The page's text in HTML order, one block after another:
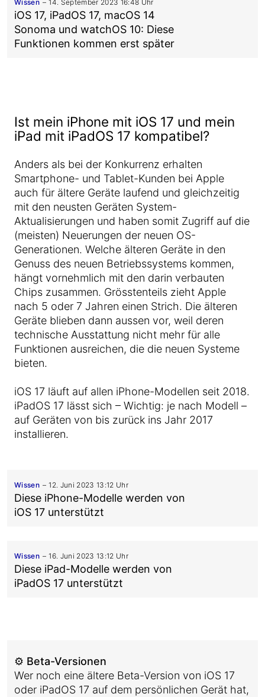
Wissen 14. September 2023 16:48 Uhr
iOS 17, iPadOS 17, macOS 14
Sonoma und watchOS 10: Diese
Funktionen kommen erst später
Ist mein iPhone mit iOS 17 und mein
iPad mit iPadOS 17 kompatibel?
Anders als bei der Konkurrenz erhalten
Smartphone- und Tablet-Kunden bei Apple
auch für ältere Geräte laufend und gleichzeitig
mit den neusten Geräten System-
Aktualisierungen und haben somit Zugriff auf die
(meisten) Neuerungen der neuen OS-
Generationen. Welche älteren Geräte in den
Genuss des neuen Betriebssystems kommen,
hängt vornehmlich mit den darin verbauten
Chips zusammen. Grösstenteils zieht Apple
nach 5 oder 7 Jahren einen Strich. Die älteren
Geräte blieben dann aussen vor, weil deren
technische Ausstattung nicht mehr für alle
Funktionen ausreichen, die die neuen Systeme
bieten.
iOS 17 läuft auf allen iPhone-Modellen seit 2018.
iPadOS 17 lässt sich – Wichtig: je nach Modell –
auf Geräten von bis zurück ins Jahr 2017
installieren.
Wissen 12. Juni 2023 13:12 Uhr
Diese iPhone-Modelle werden von
iOS 17 unterstützt
Wissen 16. Juni 2023 13:12 Uhr
Diese iPad-Modelle werden von
iPadOS 17 unterstützt
⚙️ Beta-Versionen
Wer noch eine ältere Beta-Version von iOS 17
oder iPadOS 17 auf dem persönlichen Gerät hat,